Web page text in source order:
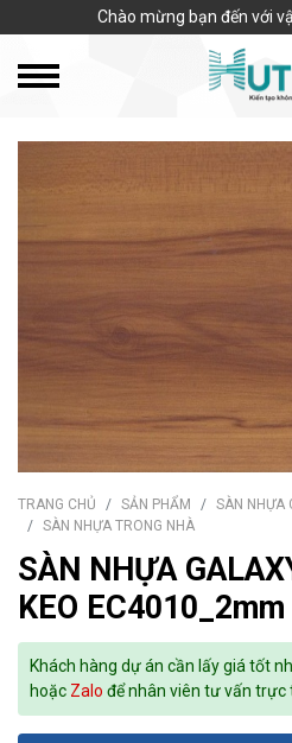
Chào mừng bạn đến với
TRANG CHỦ SẢN PHẨM
SÀN NHỰA
SÀN NHỰA TRONG NHÀ
SÀN NHỰA
KEO EC4010_2mm
Khách hàng dự án cần lấy giá tốt
hoặc Zalo để nhân viên tư vấn trực